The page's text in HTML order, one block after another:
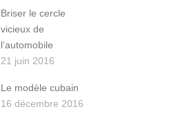
Briser le cercle
vicieux de
l’automobile
21 juin 2016
Le modèle cubain
16 décembre 2016